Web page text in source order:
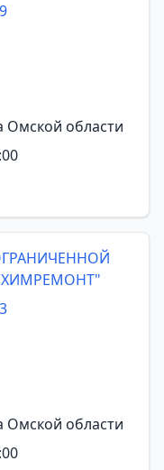
Омской области
Омской области